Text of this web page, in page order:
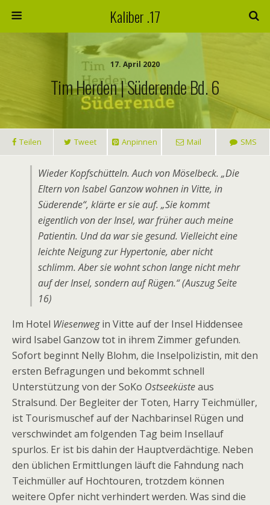
Kaliber .17
17. April 2020
Tim Herden | Süderende Bd. 6
Teilen Tweet Anpinnen Mail SMS
Wieder Kopfschütteln. Auch von Möselbeck. „Die
Eltern von Isabel Ganzow wohnen in Vitte, in
Süderende“, klärte er sie auf. „Sie kommt
eigentlich von der Insel, war früher auch meine
Patientin. Und da war sie gesund. Vielleicht eine
leichte Neigung zur Hypertonie, aber nicht
schlimm. Aber sie wohnt schon lange nicht mehr
auf der Insel, sondern auf Rügen.“ (Auszug Seite
16)
Im Hotel Wiesenwegin Vitte auf der Insel Hiddensee
wird Isabel Ganzow tot in ihrem Zimmer gefunden.
Sofort beginnt Nelly Blohm, die Inselpolizistin, mit den
ersten Befragungen und bekommt schnell
Unterstützung von der SoKo Ostseeküsteaus
Stralsund. Der Begleiter der Toten, Harry Teichmüller,
ist Tourismuschef auf der Nachbarinsel Rügen und
verschwindet am folgenden Tag beim Insellauf
spurlos. Er ist bis dahin der Hauptverdächtige. Neben
den üblichen Ermittlungen läuft die Fahndung nach
Teichmüller auf Hochtouren, trotzdem können
weitere Opfer nicht verhindert werden. Was sind die